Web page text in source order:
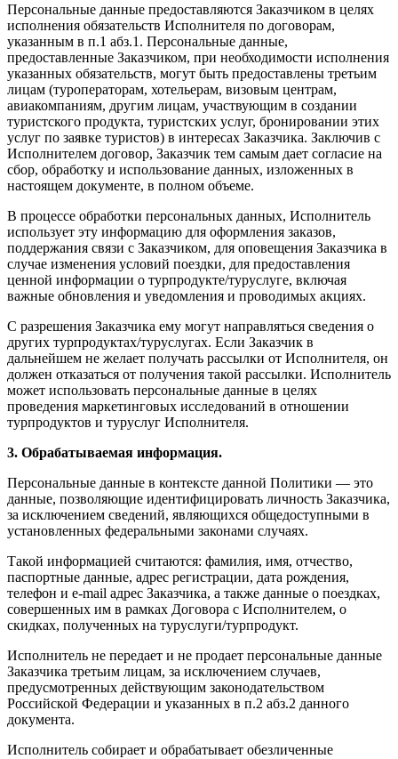
Персональные данные предоставляются Заказчиком в целях
исполнения обязательств Исполнителя по договорам,
указанным в п.1 абз.1. Персональные данные,
предоставленные Заказчиком, при необходимости исполнения
указанных обязательств, могут быть предоставлены третьим
лицам (туроператорам, хотельерам, визовым центрам,
авиакомпаниям, другим лицам, участвующим в создании
туристского продукта, туристских услуг, бронировании этих
услуг по заявке туристов) в интересах Заказчика. Заключив с
Исполнителем договор, Заказчик тем самым дает согласие на
сбор, обработку и использование данных, изложенных в
настоящем документе, в полном объеме.
В процессе обработки персональных данных, Исполнитель
использует эту информацию для оформления заказов,
поддержания связи с Заказчиком, для оповещения Заказчика в
случае изменения условий поездки, для предоставления
ценной информации о турпродукте/туруслуге, включая
важные обновления и уведомления и проводимых акциях.
С разрешения Заказчика ему могут направляться сведения о
других турпродуктах/туруслугах. Если Заказчик в
дальнейшем не желает получать рассылки от Исполнителя, он
должен отказаться от получения такой рассылки. Исполнитель
может использовать персональные данные в целях
проведения маркетинговых исследований в отношении
турпродуктов и туруслуг Исполнителя.
3. Обрабатываемая информация.
Персональные данные в контексте данной Политики — это
данные, позволяющие идентифицировать личность Заказчика,
за исключением сведений, являющихся общедоступными в
установленных федеральными законами случаях.
Такой информацией считаются: фамилия, имя, отчество,
паспортные данные, адрес регистрации, дата рождения,
телефон и e-mail адрес Заказчика, а также данные о поездках,
совершенных им в рамках Договора с Исполнителем, о
скидках, полученных на туруслуги/турпродукт.
Исполнитель не передает и не продает персональные данные
Заказчика третьим лицам, за исключением случаев,
предусмотренных действующим законодательством
Российской Федерации и указанных в п.2 абз.2 данного
документа.
Исполнитель собирает и обрабатывает обезличенные